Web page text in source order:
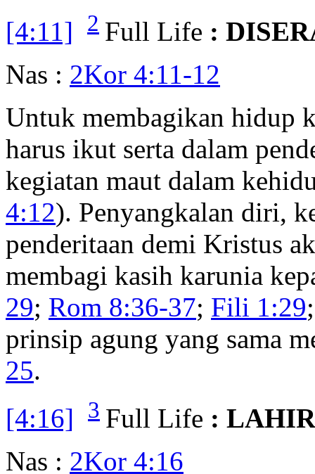
[4:11]
2 Full Life :
Nas : 2Kor 4:11-12
Untuk membagikan hidup
harus ikut serta dalam
kegiatan maut dalam
4:12). Penyangkalan diri,
penderitaan demi Kristus
membagi kasih karunia
29; Rom 8:36-37; Fili 1:29
prinsip agung yang sama
25.
[4:16]
3 Full Life :
Nas : 2Kor 4:16